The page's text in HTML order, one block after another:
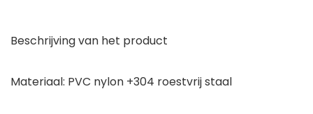
Beschrijving van het product
Materiaal: PVC nylon +304 roestvrij staal